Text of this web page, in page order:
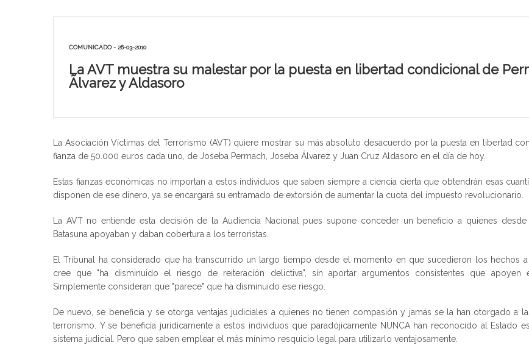
COMUNICADO - 26-03-2010
La AVT muestra su malestar por la puesta en libertad condicional de
Ãlvarez y Aldasoro
La Asociación Víctimas del Terrorismo (AVT) quiere mostrar su más absoluto desacuerdo por la puesta en libertad
fianza de 50.000 euros cada uno, de Joseba Permach, Joseba Álvarez y Juan Cruz Aldasoro en el día de hoy.
Estas fianzas económicas no importan a estos individuos que saben siempre a ciencia cierta que obtendrán esas
disponen de ese dinero, ya se encargará su entramado de extorsión de aumentar la cuota del impuesto revolucionario.
La AVT no entiende esta decisión de la Audiencia Nacional pues supone conceder un beneficio a quienes desde
Batasuna apoyaban y daban cobertura a los terroristas.
El Tribunal ha considerado que ha transcurrido un largo tiempo desde el momento en que sucedieron los hechos
cree que "ha disminuido el riesgo de reiteración delictiva", sin aportar argumentos consistentes que apoyen
Simplemente consideran que "parece" que ha disminuido ese riesgo.
De nuevo, se beneficia y se otorga ventajas judiciales a quienes no tienen compasión y jamás se la han otorgado a
terrorismo. Y se beneficia jurídicamente a estos individuos que paradójicamente NUNCA han reconocido al Estado
sistema judicial. Pero que saben emplear el más mínimo resquicio legal para utilizarlo ventajosamente.